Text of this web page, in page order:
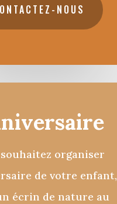
NOUS
organiser
de votre enfant,
écrin de nature au